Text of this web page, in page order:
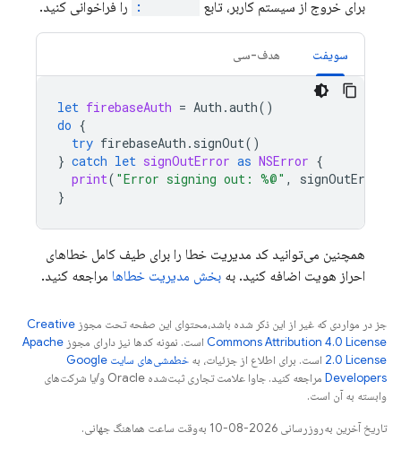
برای خروج از سیستم کاربر، تابع
را فراخوانی کنید.
سویفت هدف-سی
let firebaseAuth = Auth .auth()
do {
try firebaseAuth . signOut()
} catch let signOutError as NSError {
print( "Error signing out: %@" , signOutError
}
همچنین می‌توانید کد مدیریت خطا را برای طیف کامل خطاهای
احراز هویت اضافه کنید. به بخش مدیریت خطاها مراجعه کنید.
جز در مواردی که غیر از این ذکر شده باشد،‌محتوای این صفحه تحت مجوز Creative
Commons Attribution 4.0 License است. نمونه کدها نیز دارای مجوز Apache
2.0 License است. برای اطلاع از جزئیات، به
خطمشی‌های سایت Google
Developers‏
مراجعه کنید. جاوا علامت تجاری ثبت‌شده Oracle و/یا شرکت‌های
وابسته به آن است.
تاریخ آخرین به‌روزرسانی 2026-08-10 به‌وقت ساعت هماهنگ جهانی.